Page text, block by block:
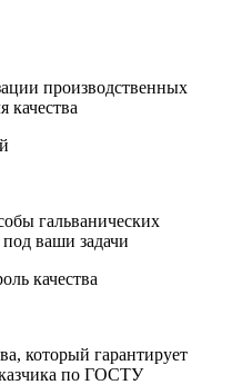
производственных
качества
гальванических
ваши задачи
качества
который гарантирует
по ГОСТУ